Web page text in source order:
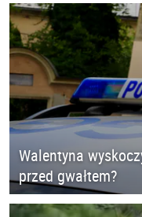
Walentyna
przed gwałtem?